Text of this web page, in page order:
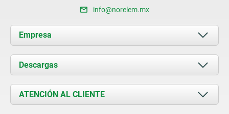
info@norelem.mx
Empresa
Acerca de nosotros
Novedades
Contacto
Descargas
Documents
ATENCIÓN AL CLIENTE